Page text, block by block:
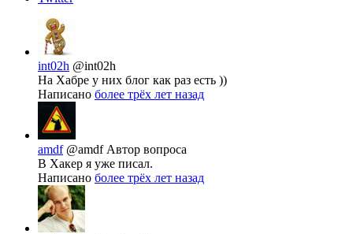
int02h @int02h
На Хабре у них блог как раз есть ))
Написано более трёх лет назад
amdf @amdf Автор вопроса
В Хакер я уже писал.
Написано более трёх лет назад